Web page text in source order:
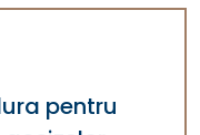
pentru